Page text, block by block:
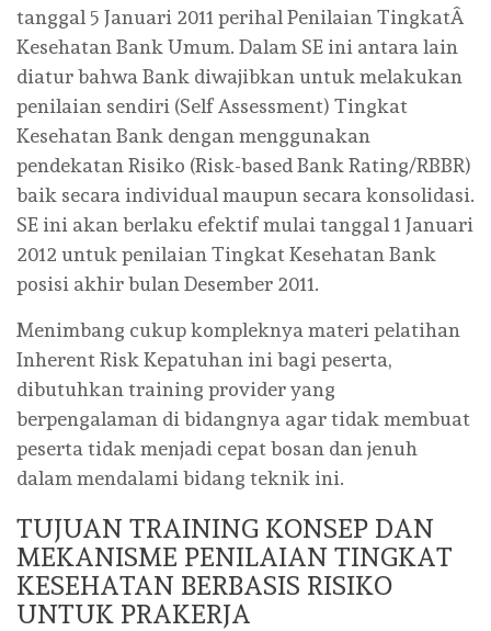
tanggal 5 Januari 2011 perihal Penilaian TingkatÂ
Kesehatan Bank Umum. Dalam SE ini antara lain
diatur bahwa Bank diwajibkan untuk melakukan
penilaian sendiri (Self Assessment) Tingkat
Kesehatan Bank dengan menggunakan
pendekatan Risiko (Risk-based Bank Rating/RBBR)
baik secara individual maupun secara konsolidasi.
SE ini akan berlaku efektif mulai tanggal 1 Januari
2012 untuk penilaian Tingkat Kesehatan Bank
posisi akhir bulan Desember 2011.
Menimbang cukup kompleknya materi pelatihan
Inherent Risk Kepatuhan ini bagi peserta,
dibutuhkan training provider yang
berpengalaman di bidangnya agar tidak membuat
peserta tidak menjadi cepat bosan dan jenuh
dalam mendalami bidang teknik ini.
TUJUAN TRAINING KONSEP DAN
MEKANISME PENILAIAN TINGKAT
KESEHATAN BERBASIS RISIKO
UNTUK PRAKERJA